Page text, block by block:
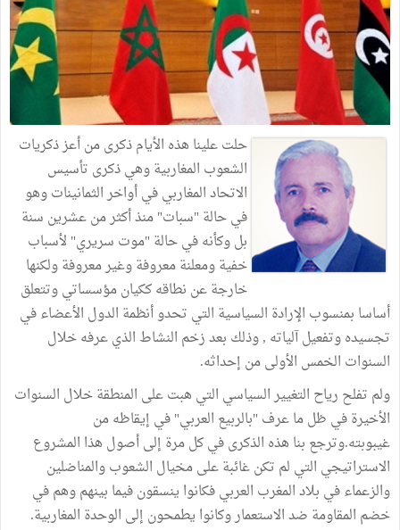
حلت علينا هذه الأيام ذكرى من أعز ذكريات
الشعوب المغاربية وهي ذكرى تأسيس
الاتحاد المغاربي في أواخر الثمانينات وهو
في حالة "سبات" منذ أكثر من عشرين سنة
بل وكأنه في حالة "موت سريري" لأسباب
خفية ومعلنة معروفة وغير معروفة ولكنها
خارجة عن نطاقه ككيان مؤسساتي وتتعلق
أساسا بمنسوب الإرادة السياسية التي تحدو أنظمة الدول الأعضاء في
تجسيده وتفعيل آلياته , وذلك بعد زخم النشاط الذي عرفه خلال
السنوات الخمس الأولى من إحداثه.
ولم تفلح رياح التغيير السياسي التي هبت على المنطقة خلال السنوات
الأخيرة في ظل ما عرف "بالربيع العربي" في إيقاظه من
غيبوبته.وترجع بنا هذه الذكرى في كل مرة إلى أصول هذا المشروع
الاستراتيجي التي لم تكن غائبة على مخيال الشعوب والمناضلين
والزعماء في بلاد المغرب العربي فكانوا ينسقون فيما بينهم وهم في
خضم المقاومة ضد الاستعمار وكانوا يطمحون إلى الوحدة المغاربية.